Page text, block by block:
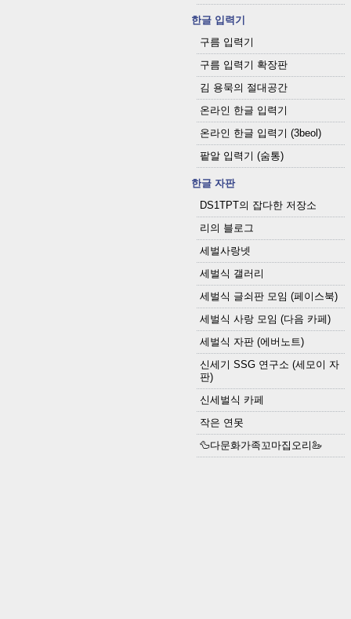
한글 입력기
구름 입력기
구름 입력기 확장판
김 용묵의 절대공간
온라인 한글 입력기
온라인 한글 입력기 (3beol)
팥알 입력기 (숨통)
한글 자판
DS1TPT의 잡다한 저장소
리의 블로그
세벌사랑넷
세벌식 갤러리
세벌식 글쇠판 모임 (페이스북)
세벌식 사랑 모임 (다음 카페)
세벌식 자판 (에버노트)
신세기 SSG 연구소 (세모이 자
판)
신세벌식 카페
작은 연못
🦆다문화가족꼬마집오리🦢